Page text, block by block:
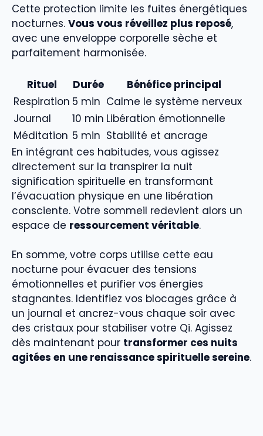
Cette protection limite les fuites énergétiques
nocturnes. Vous vous réveillez plus reposé,
avec une enveloppe corporelle sèche et
parfaitement harmonisée.
Rituel Durée
Bénéfice principal
Respiration 5 min Calme le système nerveux
Journal
10 min Libération émotionnelle
Méditation 5 min Stabilité et ancrage
En intégrant ces habitudes, vous agissez
directement sur la transpirer la nuit
signification spirituelle en transformant
l’évacuation physique en une libération
consciente. Votre sommeil redevient alors un
espace de ressourcement véritable.
En somme, votre corps utilise cette eau
nocturne pour évacuer des tensions
émotionnelles et purifier vos énergies
stagnantes. Identifiez vos blocages grâce à
un journal et ancrez-vous chaque soir avec
des cristaux pour stabiliser votre Qi. Agissez
dès maintenant pour transformer ces nuits
agitées en une renaissance spirituelle sereine.